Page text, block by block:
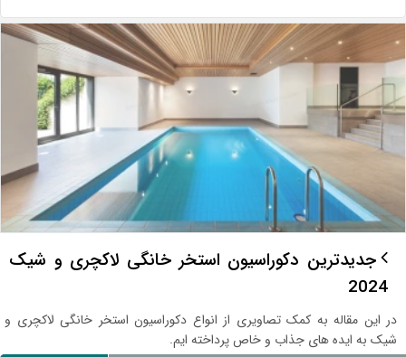
جدیدترین دکوراسیون استخر خانگی لاکچری و شیک
2024
در این مقاله به کمک تصاویری از انواع دکوراسیون استخر خانگی لاکچری و
شیک به ایده های جذاب و خاص پرداخته ایم.